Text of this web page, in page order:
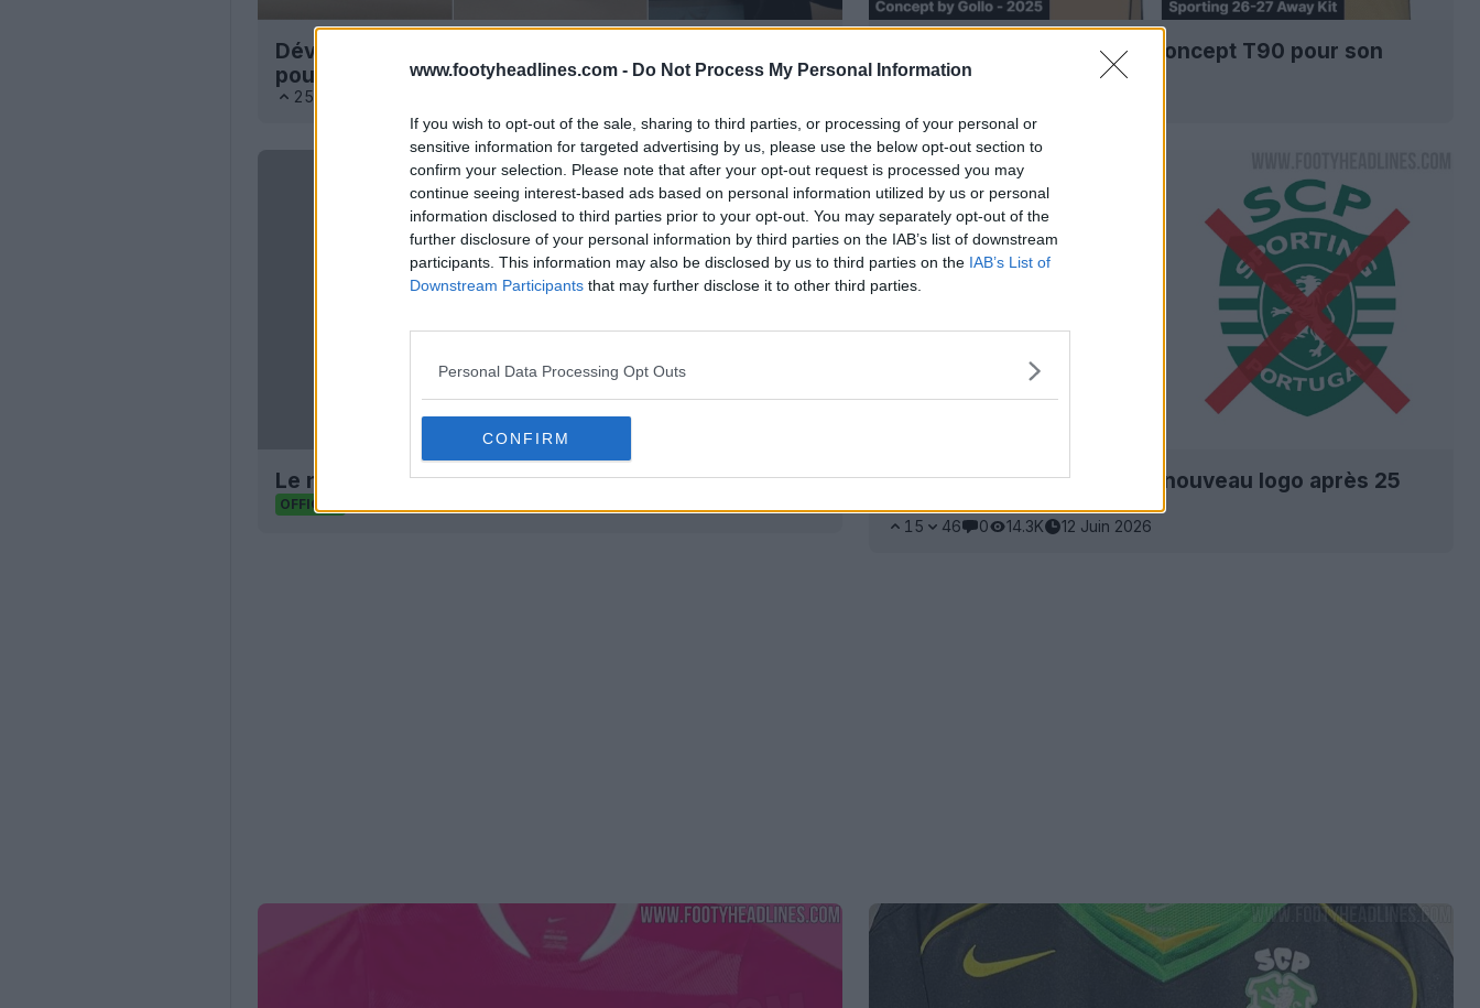
www.footyheadlines.com - Do Not Process My Personal Information
If you wish to opt-out of the sale, sharing to third parties, or processing of your personal or
sensitive information for targeted advertising by us, please use the below opt-out section to
confirm your selection. Please note that after your opt-out request is processed you may
continue seeing interest-based ads based on personal information utilized by us or personal
information disclosed to third parties prior to your opt-out. You may separately opt-out of the
further disclosure of your personal information by third parties on the IAB’s list of downstream
participants. This information may also be disclosed by us to third parties on the IAB’s List of
Downstream Participants that may further disclose it to other third parties.
Personal Data Processing Opt Outs
CONFIRM
Dévoilement du maillot extérieur doré du Sporting
pour la saison 26-27 – Inspiré de la gamme Total 90
25
Le Sporting a-t-il copié le concept T90 pour son
maillot extérieur 26-27 ?
Le nouveau logo du Sporting CP dévoilé
OFFICIEL
Le Sporting va dévoiler un nouveau logo après 25
ans
15 46 0 14.3K 12 Juin 2026